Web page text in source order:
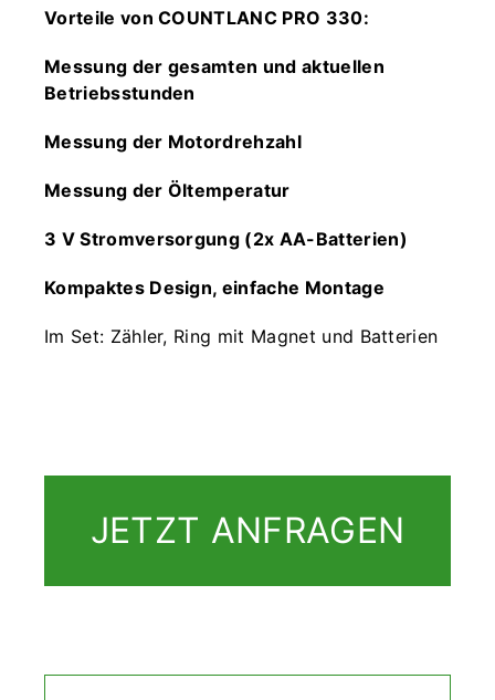
Vorteile von COUNTLANC PRO 330:
Messung der gesamten und aktuellen
Betriebsstunden
Messung der Motordrehzahl
Messung der Öltemperatur
3 V Stromversorgung (2x AA-Batterien)
Kompaktes Design, einfache Montage
Im Set: Zähler, Ring mit Magnet und Batterien
JETZT ANFRAGEN